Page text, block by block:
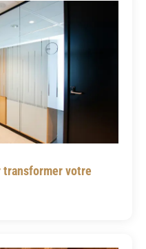
transformer votre